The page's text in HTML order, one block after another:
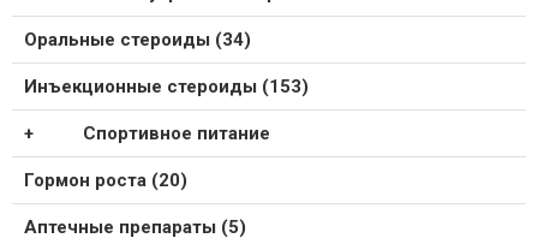
Оральные стероиды (34)
Инъекционные стероиды (153)
Спортивное питание
Гормон роста (20)
Аптечные препараты (5)